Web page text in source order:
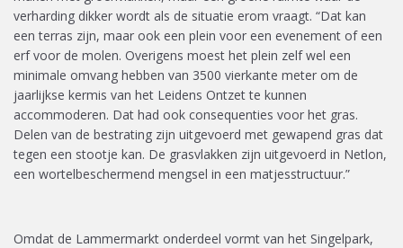
verharding dikker wordt als de situatie erom vraagt. “Dat kan
een terras zijn, maar ook een plein voor een evenement of een
erf voor de molen. Overigens moest het plein zelf wel een
minimale omvang hebben van 3500 vierkante meter om de
jaarlijkse kermis van het Leidens Ontzet te kunnen
accommoderen. Dat had ook consequenties voor het gras.
Delen van de bestrating zijn uitgevoerd met gewapend gras dat
tegen een stootje kan. De grasvlakken zijn uitgevoerd in Netlon,
een wortelbeschermend mengsel in een matjesstructuur.”
Omdat de Lammermarkt onderdeel vormt van het Singelpark,